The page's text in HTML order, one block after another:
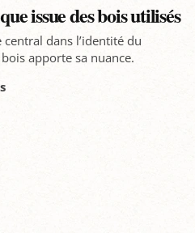
issue des bois utilisés
dans l’identité du
apporte sa nuance.